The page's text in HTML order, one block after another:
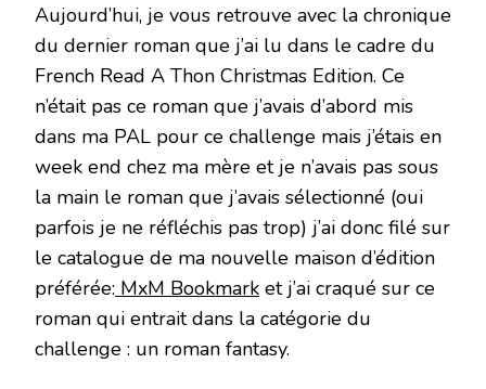
Aujourd’hui, je vous retrouve avec la chronique
du dernier roman que j’ai lu dans le cadre du
French Read A Thon Christmas Edition. Ce
n’était pas ce roman que j’avais d’abord mis
dans ma PAL pour ce challenge mais j’étais en
week end chez ma mère et je n’avais pas sous
la main le roman que j’avais sélectionné (oui
parfois je ne réfléchis pas trop) j’ai donc filé sur
le catalogue de ma nouvelle maison d’édition
préférée: MxM Bookmark et j’ai craqué sur ce
roman qui entrait dans la catégorie du
challenge : un roman fantasy.